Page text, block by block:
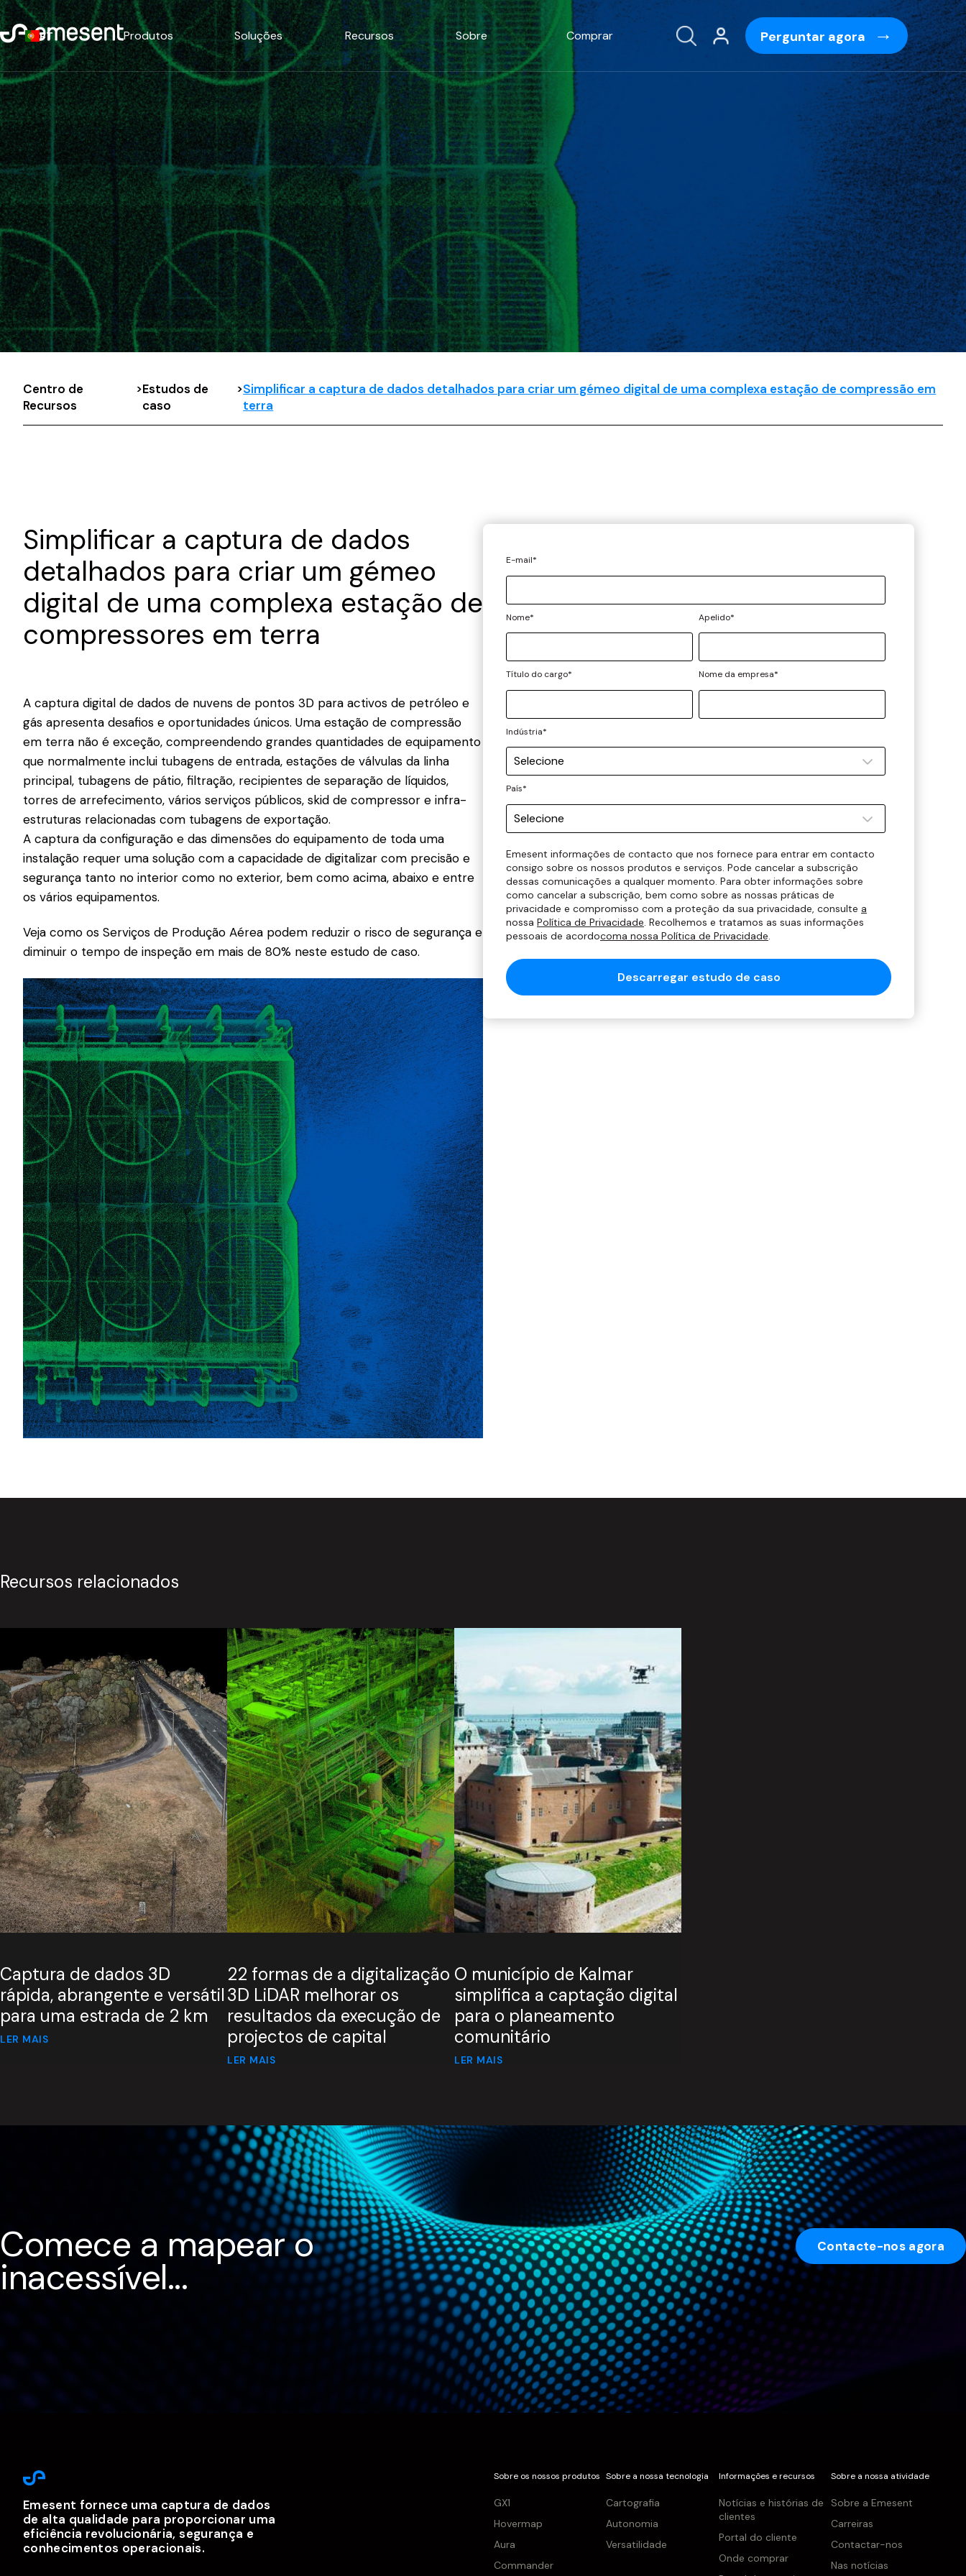
Produtos Soluções Recursos Sobre Comprar Perguntar agora
Centro de
Recursos
>Estudos de
caso
>Simplificar a captura de dados detalhados para criar um gémeo digital de uma complexa estação de compressão em
terra
Simplificar a captura de dados
detalhados para criar um gémeo
digital de uma complexa estação de
compressores em terra
A captura digital de dados de nuvens de pontos 3D para activos de petróleo e
gás apresenta desafios e oportunidades únicos. Uma estação de compressão
em terra não é exceção, compreendendo grandes quantidades de equipamento
que normalmente inclui tubagens de entrada, estações de válvulas da linha
principal, tubagens de pátio, filtração, recipientes de separação de líquidos,
torres de arrefecimento, vários serviços públicos, skid de compressor e infra-
estruturas relacionadas com tubagens de exportação.
A captura da configuração e das dimensões do equipamento de toda uma
instalação requer uma solução com a capacidade de digitalizar com precisão e
segurança tanto no interior como no exterior, bem como acima, abaixo e entre
os vários equipamentos.
Veja como os Serviços de Produção Aérea podem reduzir o risco de segurança e
diminuir o tempo de inspeção em mais de 80% neste estudo de caso.
E-mail*
Nome* Apelido*
Título do cargo* Nome da empresa*
Indústria*
País*
Emesent informações de contacto que nos fornece para entrar em contacto
consigo sobre os nossos produtos e serviços. Pode cancelar a subscrição
dessas comunicações a qualquer momento. Para obter informações sobre
como cancelar a subscrição, bem como sobre as nossas práticas de
privacidade e compromisso com a proteção da sua privacidade, consulte a
nossa Política de Privacidade. Recolhemos e tratamos as suas informações
pessoais de acordocoma nossa Política de Privacidade.
Recursos relacionados
Captura de dados 3D
rápida, abrangente e versátil
para uma estrada de 2 km
LER MAIS
22 formas de a digitalização
3D LiDAR melhorar os
resultados da execução de
projectos de capital
LER MAIS
O município de Kalmar
simplifica a captação digital
para o planeamento
comunitário
LER MAIS
Comece a mapear o
inacessível...
Contacte-nos agora
Emesent fornece uma captura de dados
de alta qualidade para proporcionar uma
eficiência revolucionária, segurança e
conhecimentos operacionais.
Sobre os nossos produtos
GX1
Hovermap
Aura
Commander
Sobre a nossa tecnologia
Cartografia
Autonomia
Versatilidade
Informações e recursos
Notícias e histórias de
clientes
Portal do cliente
Onde comprar
Sobre a nossa atividade
Sobre a Emesent
Carreiras
Contactar-nos
Nas notícias
PT